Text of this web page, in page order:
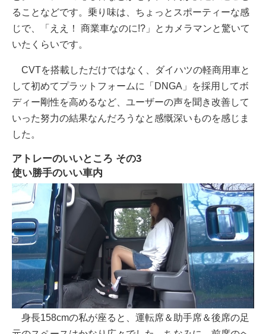
ることなどです。乗り味は、ちょっとスポーティーな感
じで、「ええ！ 商業車なのに!?」とカメラマンと驚いて
いたくらいです。
CVTを搭載しただけではなく、ダイハツの軽商用車と
して初めてプラットフォームに「DNGA」を採用してボ
ディー剛性を高めるなど、ユーザーの声を聞き改善して
いった努力の結果なんだろうなと感慨深いものを感じま
した。
アトレーのいいところ その3
使い勝手のいい車内
身長158cmの私が座ると、運転席＆助手席＆後席の足